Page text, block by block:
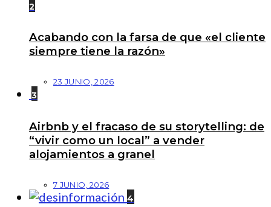
2
Acabando con la farsa de que «el cliente
siempre tiene la razón»
23 JUNIO, 2026
3
Airbnb y el fracaso de su storytelling: de
“vivir como un local” a vender
alojamientos a granel
7 JUNIO, 2026
4